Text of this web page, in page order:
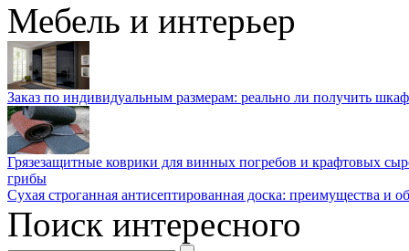
Мебель и интерьер
Заказ по индивидуальным размерам: реально ли получить
Грязезащитные коврики для винных погребов и крафтовых
грибы
Сухая строганная антисептированная доска: преимущества и
Поиск интересного